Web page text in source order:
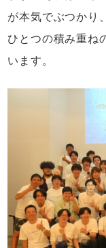
が本気でぶつかり
ひとつの積み重ね
います。